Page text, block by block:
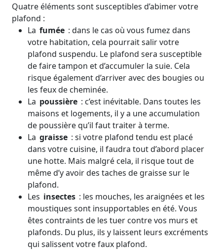
Quatre éléments sont susceptibles d’abimer votre
plafond :
La fumée : dans le cas où vous fumez dans
votre habitation, cela pourrait salir votre
plafond suspendu. Le plafond sera susceptible
de faire tampon et d’accumuler la suie. Cela
risque également d’arriver avec des bougies ou
les feux de cheminée.
La poussière : c’est inévitable. Dans toutes les
maisons et logements, il y a une accumulation
de poussière qu’il faut traiter à terme.
La graisse : si votre plafond tendu est placé
dans votre cuisine, il faudra tout d’abord placer
une hotte. Mais malgré cela, il risque tout de
même d’y avoir des taches de graisse sur le
plafond.
Les insectes : les mouches, les araignées et les
moustiques sont insupportables en été. Vous
êtes contraints de les tuer contre vos murs et
plafonds. Du plus, ils y laissent leurs excréments
qui salissent votre faux plafond.